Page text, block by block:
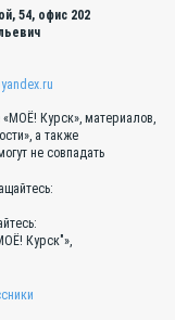
54, офис 202
«МОЁ! Курск», материалов,
а также
не совпадать
Курск"»,